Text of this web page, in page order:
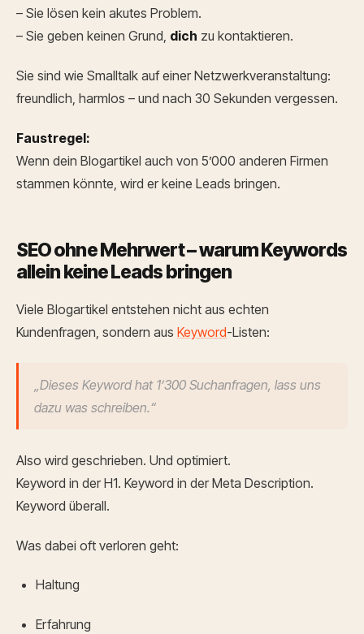
– Sie lösen kein akutes Problem.
– Sie geben keinen Grund, dich zu kontaktieren.
Sie sind wie Smalltalk auf einer Netzwerkveranstaltung:
freundlich, harmlos – und nach 30 Sekunden vergessen.
Faustregel:
Wenn dein Blogartikel auch von 5’000 anderen Firmen
stammen könnte, wird er keine Leads bringen.
SEO ohne Mehrwert – warum Keywords
allein keine Leads bringen
Viele Blogartikel entstehen nicht aus echten
Kundenfragen, sondern aus Keyword-Listen:
„Dieses Keyword hat 1’300 Suchanfragen, lass uns
dazu was schreiben.“
Also wird geschrieben. Und optimiert.
Keyword in der H1. Keyword in der Meta Description.
Keyword überall.
Was dabei oft verloren geht:
Haltung
Erfahrung